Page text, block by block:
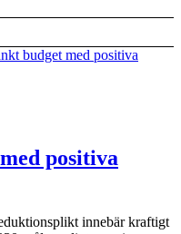
positiva
innebär kraftigt